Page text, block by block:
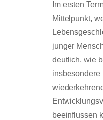
Im ersten
Mittelpunkt,
junger
deutlich, wie
insbesondere
beeinflussen